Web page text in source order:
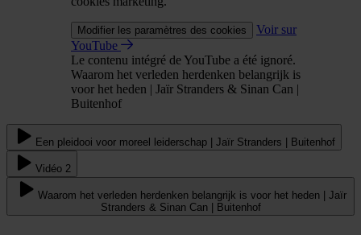
Modifier les paramètres des cookies
Voir sur
YouTube
Le contenu intégré de YouTube a été ignoré.
Waarom het verleden herdenken belangrijk is
voor het heden | Jaïr Stranders & Sinan Can |
Buitenhof
Een pleidooi voor moreel leiderschap | Jaïr Stranders | Buitenhof
Vidéo 2
Waarom het verleden herdenken belangrijk is voor het heden | Jaïr
Stranders & Sinan Can | Buitenhof